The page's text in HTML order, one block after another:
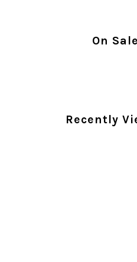
On Sale
Recently